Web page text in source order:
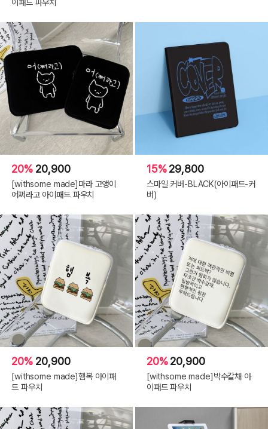
이패드 파우치
20% 20,900
[withsome made]마라 고앵이
어쩌라고 아이패드 파우치
15%29,800
스마일 커버-BLACK(아이패드-커
버)
20% 20,900
[withsome made]햄복 아이패
드 파우치
20%20,900
[withsome made]박수갈채 아
이패드 파우치